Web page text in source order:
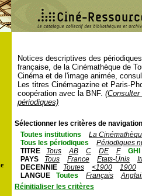
Notices descriptives des
française, de la Cinémathèque de
Cinéma et de l'image animée,
Les titres Cinémagazine et Paris-
coopération avec la BNF.
périodiques)
Sélectionner les critères de
Toutes institutions
La
Tous les périodiques
Périodiques
TITRE
Tous AB C DE F
GHI
PAYS
Tous France Etats-Unis
DECENNIE
Toutes <1900
1900
LANGUE
Toutes Français
Réinitialiser les critères